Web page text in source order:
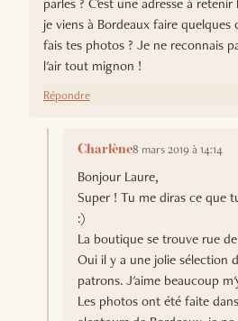
je viens à Bordeaux faire quelques
fais tes photos ? Je ne reconnais
l'air tout mignon !
Répondre
Charlène8 mars 2019 à 14:14
Bonjour Laure,
Super ! Tu me diras ce que
:)
La boutique se trouve rue
Oui il y a une jolie sélection
patrons. J'aime beaucoup
Les photos ont été faite